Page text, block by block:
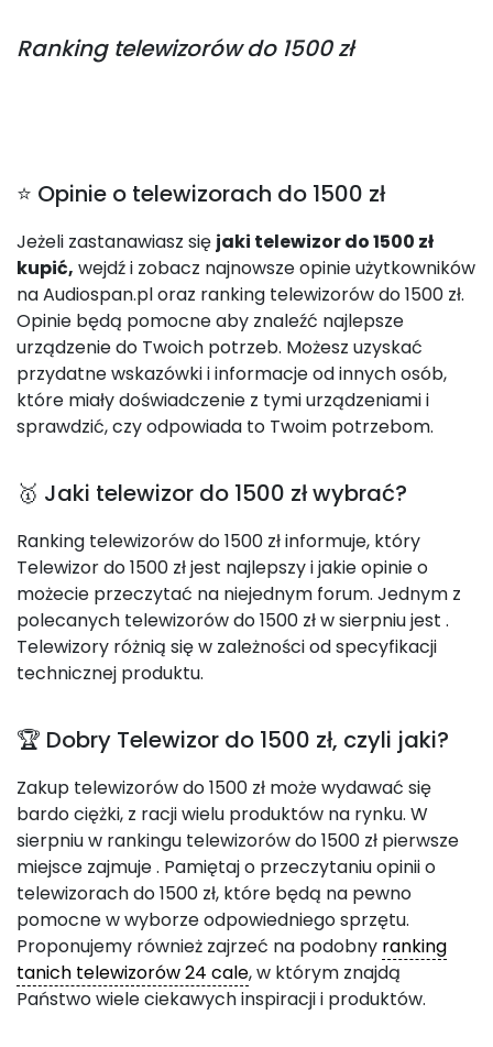
Ranking telewizorów do 1500 zł
⭐ Opinie o telewizorach do 1500 zł
Jeżeli zastanawiasz się jaki telewizor do 1500 zł
kupić, wejdź i zobacz najnowsze opinie użytkowników
na Audiospan.pl oraz ranking telewizorów do 1500 zł.
Opinie będą pomocne aby znaleźć najlepsze
urządzenie do Twoich potrzeb. Możesz uzyskać
przydatne wskazówki i informacje od innych osób,
które miały doświadczenie z tymi urządzeniami i
sprawdzić, czy odpowiada to Twoim potrzebom.
🥇 Jaki telewizor do 1500 zł wybrać?
Ranking telewizorów do 1500 zł informuje, który
Telewizor do 1500 zł jest najlepszy i jakie opinie o
możecie przeczytać na niejednym forum. Jednym z
polecanych telewizorów do 1500 zł w sierpniu jest .
Telewizory różnią się w zależności od specyfikacji
technicznej produktu.
🏆 Dobry Telewizor do 1500 zł, czyli jaki?
Zakup telewizorów do 1500 zł może wydawać się
bardo ciężki, z racji wielu produktów na rynku. W
sierpniu w rankingu telewizorów do 1500 zł pierwsze
miejsce zajmuje. Pamiętaj o przeczytaniu opinii o
telewizorach do 1500 zł, które będą na pewno
pomocne w wyborze odpowiedniego sprzętu.
Proponujemy również zajrzeć na podobny ranking
tanich telewizorów 24 cale, w którym znajdą
Państwo wiele ciekawych inspiracji i produktów.